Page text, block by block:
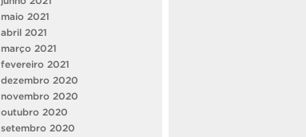
maio 2021
abril 2021
março 2021
fevereiro 2021
dezembro 2020
novembro 2020
outubro 2020
setembro 2020